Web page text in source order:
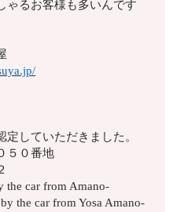
ゃるお客様も多いんです
していただきました。
５０番地
the car from Amano-
the car from Yosa Amano-